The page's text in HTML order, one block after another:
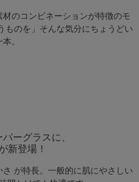
のコンビネーションが特徴のモ
のを」そんな気分にちょうどい
。
ーグラスに、
新登場！
が特長。一般的に肌にやさしい